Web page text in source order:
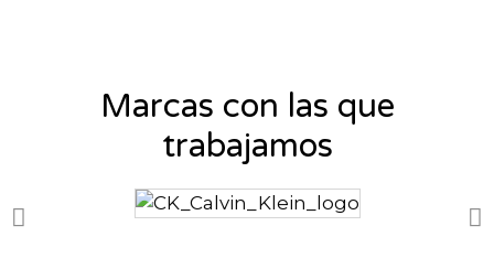
Marcas con las que
trabajamos